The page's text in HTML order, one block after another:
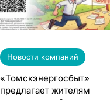
Новости компаний
«Томскэнергосбыт»
предлагает жителям